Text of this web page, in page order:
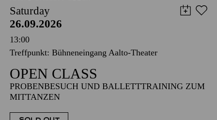
Saturday
26.09.2026
13:00
Treffpunkt: Bühneneingang Aalto-Theater
OPEN CLASS
PROBENBESUCH UND BALLETTTRAINING ZUM
MITTANZEN